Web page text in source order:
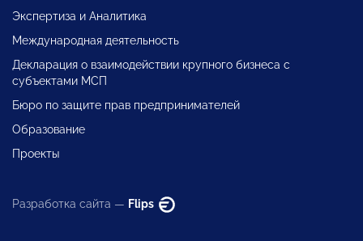
Экспертиза и Аналитика
Международная деятельность
Декларация о взаимодействии крупного бизнеса с
субъектами МСП
Бюро по защите прав предпринимателей
Образование
Проекты
Разработка сайта — Flips